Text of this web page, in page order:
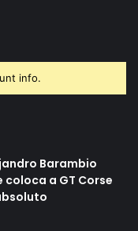
info.
Barambio
coloca a GT Corse